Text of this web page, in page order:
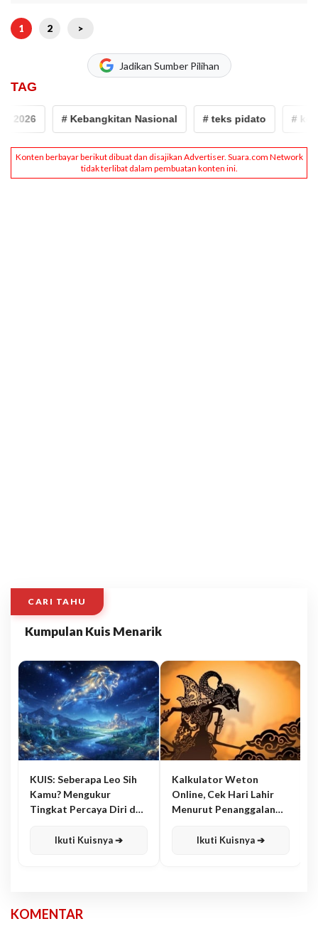
1 2 >
Jadikan Sumber Pilihan
TAG
# Kebangkitan Nasional # teks pidato #
CARI TAHU
Kumpulan Kuis Menarik
KUIS: Seberapa Leo Sih
Kamu? Mengukur
Tingkat Percaya Diri dan
Ikuti Kuisnya ➔
Kalkulator Weton
Online, Cek Hari Lahir
Menurut Penanggalan
Ikuti Kuisnya ➔
KOMENTAR